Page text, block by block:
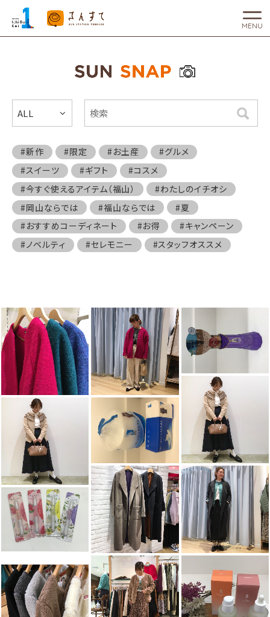
MENU
ALL 検索
#新作 #限定 #お土産
#グルメ
#スイーツ
#ギフト
#コスメ
#今すぐ使えるアイテム（福山）
#わたしのイチオシ
#岡山ならでは
#福山ならでは
#夏
#おすすめコーディネート
#お得
#キャンペーン
#ノベルティ
#セレモニー #スタッフオススメ